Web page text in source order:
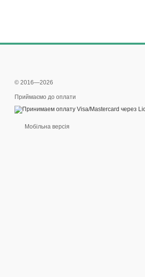
© 2016—2026
Приймаємо до оплати
Мобільна версія